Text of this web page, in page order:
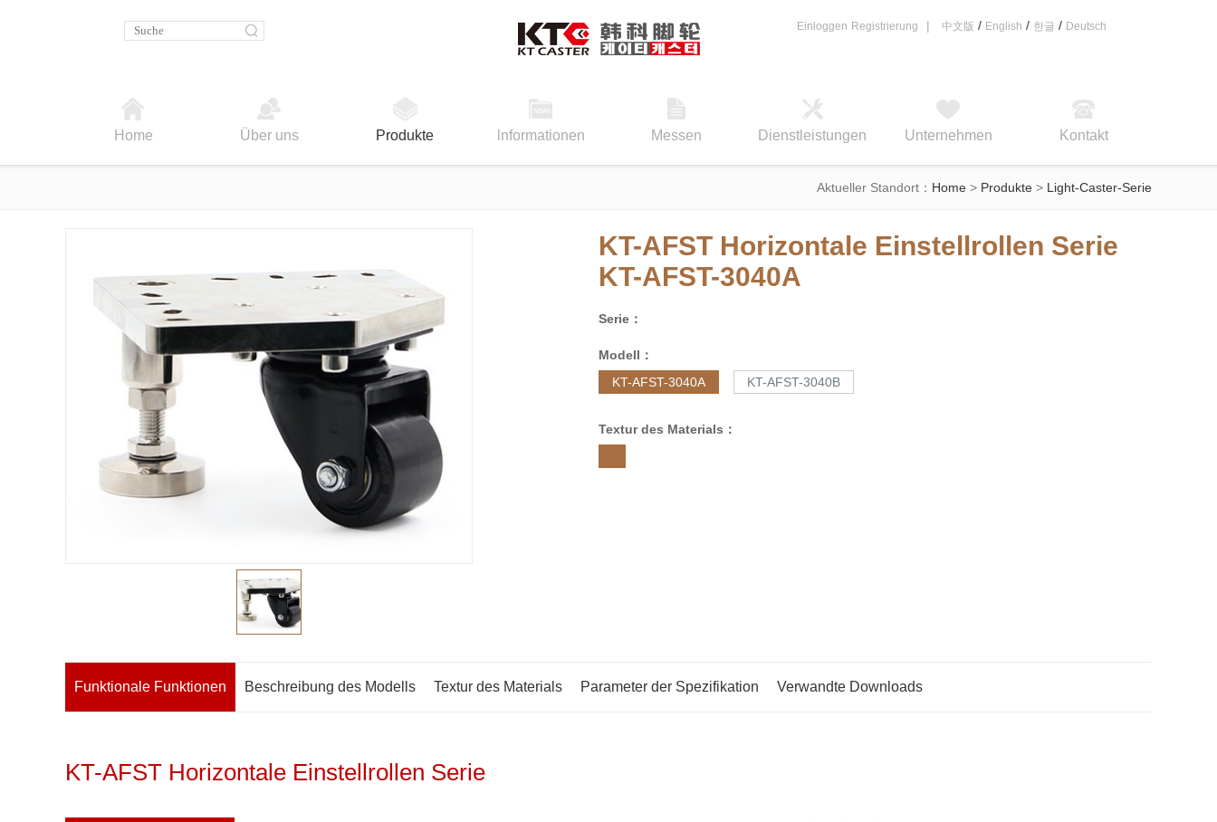
Einloggen Registrierung | 中文版 / English / 한글 / Deutsch
Home Über uns Produkte lnformationen Messen Dienstleistungen Unternehmen Kontakt
Aktueller Standort： Home > Produkte > Light-Caster-Serie
KT-AFST Horizontale Einstellrollen Serie
KT-AFST-3040A
Serie：
Modell：
KT-AFST-3040A
KT-AFST-3040B
Textur des Materials：
Funktionale Funktionen Beschreibung des Modells Textur des Materials Parameter der Spezifikation Verwandte Downloads
KT-AFST Horizontale Einstellrollen Serie